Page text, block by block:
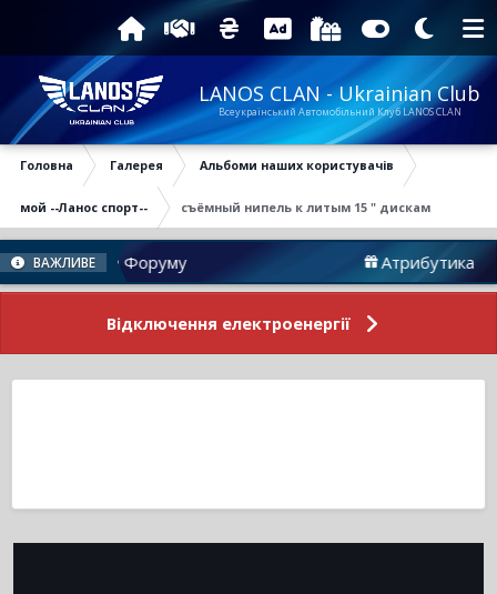
LANOS CLAN - Ukrainian Club
Всеукраїнський Автомобільний Клуб LANOS CLAN
Головна Галерея Альбоми наших користувачів
мой --Ланос спорт-- съёмный нипель к литым 15 " дискам
ВАЖЛИВЕ
Новини Форуму Атрибутика
Відключення електроенергії